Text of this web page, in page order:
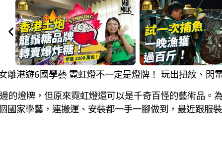
港遊6國學藝 霓虹燈不一定是燈牌！ 玩出扭紋、閃
的燈牌，但原來霓虹燈還可以是千奇百怪的藝術品。
家學藝，連搬運、安裝都一手一腳做到，最近跟服